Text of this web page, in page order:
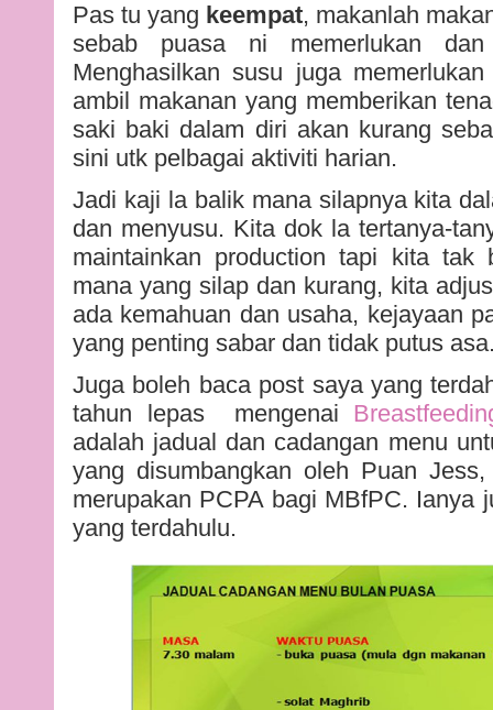
Pas tu yang keempat, makanlah
sebab puasa ni memerlukan dan
Menghasilkan susu juga
ambil makanan yang memberikan
saki baki dalam diri akan kurang
sini utk pelbagai aktiviti harian.
Jadi kaji la balik mana silapnya kita
dan menyusu. Kita dok la tertanya-
maintainkan production tapi kita
mana yang silap dan kurang, kita
ada kemahuan dan usaha, kejayaan
yang penting sabar dan tidak putus
Juga boleh baca post saya yang
tahun lepas mengenai
adalah jadual dan cadangan menu
yang disumbangkan oleh Puan
merupakan PCPA bagi MBfPC. Ianya
yang terdahulu.